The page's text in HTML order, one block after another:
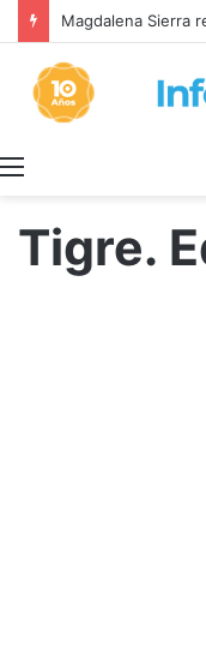
Tigre.